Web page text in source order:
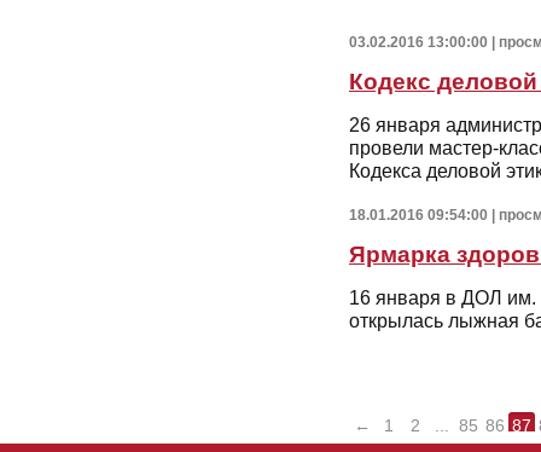
03.02.2016 13:00:00 |
Кодекс
26 января
провели мастер-
Кодекса деловой
18.01.2016 09:54:00 |
Ярмарка
16 января в ДОЛ им.
открылась лыжная
← 1 2 85 86 87